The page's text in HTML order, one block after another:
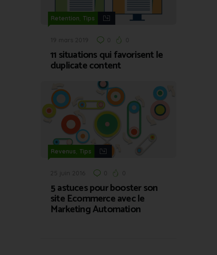
Retention, Tips
19 mars 2019 0 0
11 situations qui favorisent le
duplicate content
Revenus Tips
25 juin 2016 0 0
5 astuces pour booster son
site Ecommerce avec le
Marketing Automation